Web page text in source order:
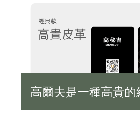
高爾夫是一種高貴的